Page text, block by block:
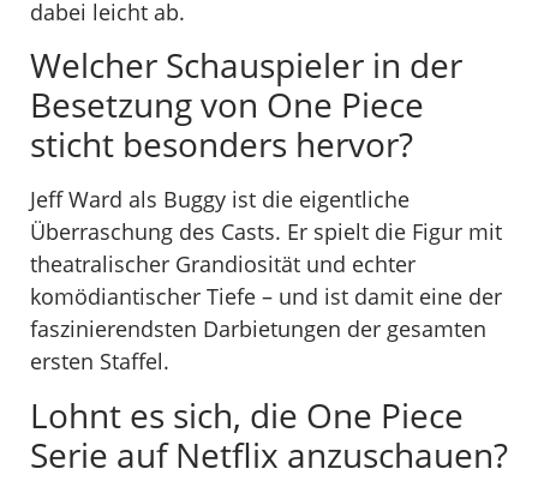
dabei leicht ab.
Welcher Schauspieler in der
Besetzung von One Piece
sticht besonders hervor?
Jeff Ward als Buggy ist die eigentliche
Überraschung des Casts. Er spielt die Figur mit
theatralischer Grandiosität und echter
komödiantischer Tiefe – und ist damit eine der
faszinierendsten Darbietungen der gesamten
ersten Staffel.
Lohnt es sich, die One Piece
Serie auf Netflix anzuschauen?